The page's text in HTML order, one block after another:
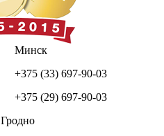
Минск
+375 (33) 697-90-03
+375 (29) 697-90-03
Гродно